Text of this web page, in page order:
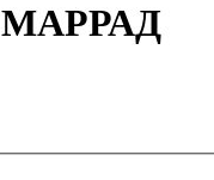
МАРРАД